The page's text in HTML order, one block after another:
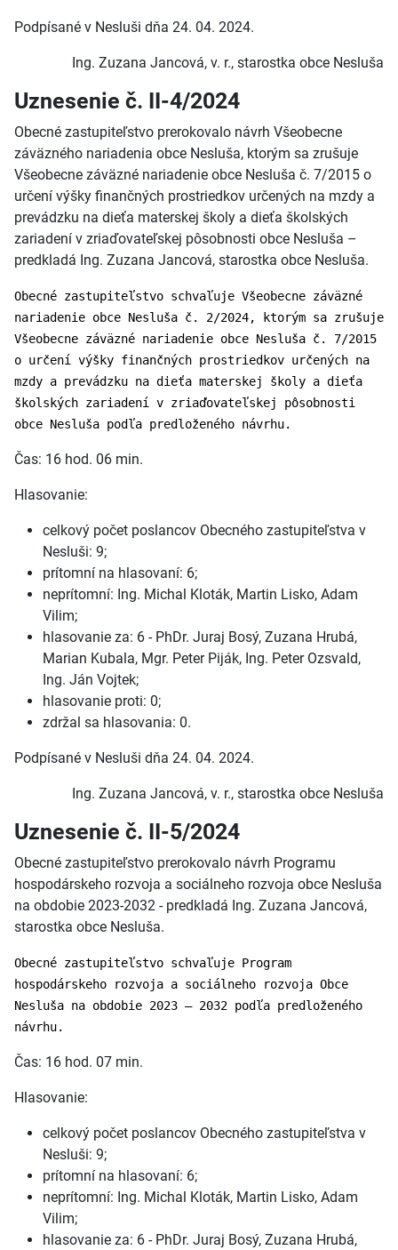
Podpísané v Nesluši dňa 24. 04. 2024.
Ing. Zuzana Jancová, v. r., starostka obce Nesluša
Uznesenie č. II-4/2024
Obecné zastupiteľstvo prerokovalo návrh Všeobecne
záväzného nariadenia obce Nesluša, ktorým sa zrušuje
Všeobecne záväzné nariadenie obce Nesluša č. 7/2015 o
určení výšky finančných prostriedkov určených na mzdy a
prevádzku na dieťa materskej školy a dieťa školských
zariadení v zriaďovateľskej pôsobnosti obce Nesluša –
predkladá Ing. Zuzana Jancová, starostka obce Nesluša.
Obecné zastupiteľstvo schvaľuje Všeobecne záväzné
nariadenie obce Nesluša č. 2/2024, ktorým sa zrušuje
Všeobecne záväzné nariadenie obce Nesluša č. 7/2015
o určení výšky finančných prostriedkov určených na
mzdy a prevádzku na dieťa materskej školy a dieťa
školských zariadení v zriaďovateľskej pôsobnosti
obce Nesluša podľa predloženého návrhu.
Čas: 16 hod. 06 min.
Hlasovanie:
celkový počet poslancov Obecného zastupiteľstva v
Nesluši: 9;
prítomní na hlasovaní: 6;
neprítomní: Ing. Michal Kloták, Martin Lisko, Adam
Vilim;
hlasovanie za: 6 - PhDr. Juraj Bosý, Zuzana Hrubá,
Marian Kubala, Mgr. Peter Piják, Ing. Peter Ozsvald,
Ing. Ján Vojtek;
hlasovanie proti: 0;
zdržal sa hlasovania: 0.
Podpísané v Nesluši dňa 24. 04. 2024.
Ing. Zuzana Jancová, v. r., starostka obce Nesluša
Uznesenie č. II-5/2024
Obecné zastupiteľstvo prerokovalo návrh Programu
hospodárskeho rozvoja a sociálneho rozvoja obce Nesluša
na obdobie 2023-2032 - predkladá Ing. Zuzana Jancová,
starostka obce Nesluša.
Obecné zastupiteľstvo schvaľuje Program
hospodárskeho rozvoja a sociálneho rozvoja Obce
Nesluša na obdobie 2023 – 2032 podľa predloženého
návrhu.
Čas: 16 hod. 07 min.
Hlasovanie:
celkový počet poslancov Obecného zastupiteľstva v
Nesluši: 9;
prítomní na hlasovaní: 6;
neprítomní: Ing. Michal Kloták, Martin Lisko, Adam
Vilim;
hlasovanie za: 6 - PhDr. Juraj Bosý, Zuzana Hrubá,